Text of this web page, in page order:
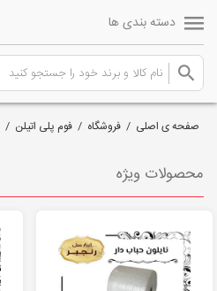
دسته بندی ها
صفحه ی اصلی / فروشگاه / فوم پلی اتیلن /
محصولات ویژه